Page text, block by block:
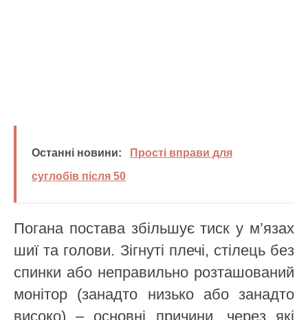
Останні новини:
Прості вправи для
суглобів після 50
Погана постава збільшує тиск у м’язах
шиї та голови. Зігнуті плечі, стілець без
спинки або неправильно розташований
монітор (занадто низько або занадто
високо) – основні причини, через які